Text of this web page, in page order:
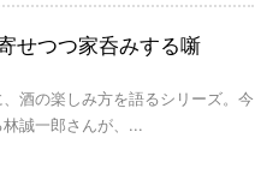
せつつ家呑みする噺
酒の楽しみ方を語るシリーズ。今
誠一郎さんが、...